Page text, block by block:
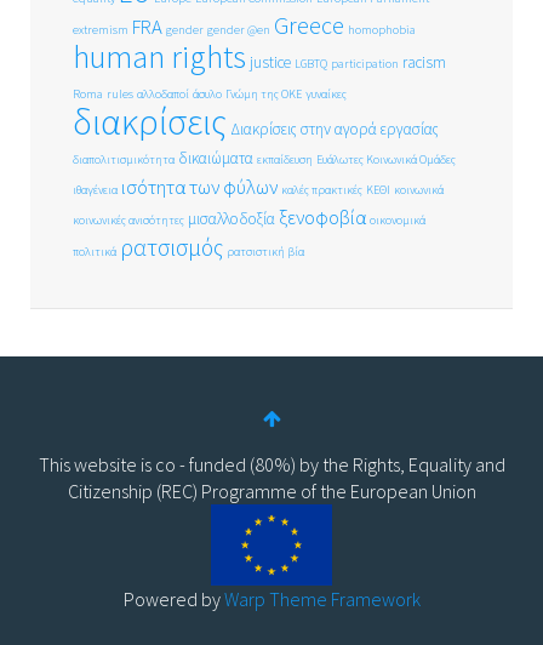
extremism FRA gender gender @en Greece homophobia
human rights justice LGBTQ participation racism
Roma rules αλλοδαποί άσυλο Γνώμη της ΟΚΕ γυναίκες
διακρίσεις Διακρίσεις στην αγορά εργασίας
διαπολιτισμικότητα δικαιώματα εκπαίδευση Ευάλωτες Κοινωνικά Ομάδες
ιθαγένεια ισότητα των φύλων καλές πρακτικές ΚΕΘΙ κοινωνικά
κοινωνικές ανισότητες μισαλλοδοξίαξενοφοβία οικονομικά
πολιτικά ρατσισμός ρατσιστική βία
This website is co - funded (80%) by the Rights, Equality and
Citizenship (REC) Programme of the European Union
Powered byWarp Theme Framework